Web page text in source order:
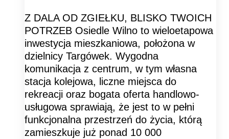
Z DALA OD ZGIEŁKU, BLISKO TWOICH
POTRZEB Osiedle Wilno to wieloetapowa
inwestycja mieszkaniowa, położona w
dzielnicy Targówek. Wygodna
komunikacja z centrum, w tym własna
stacja kolejowa, liczne miejsca do
rekreacji oraz bogata oferta handlowo-
usługowa sprawiają, że jest to w pełni
funkcjonalna przestrzeń do życia, którą
zamieszkuje już ponad 10 000